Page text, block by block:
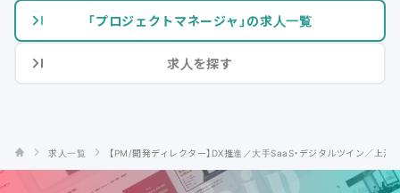
「プロジェクトマネージャ」の求人一覧
求人を探す
求人一覧 【PM/開発ディレクター】DX推進／大手SaaS・デジタルツイン／上流